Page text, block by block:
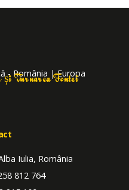
și Turnarea Fontei
Iulia, România
812 764